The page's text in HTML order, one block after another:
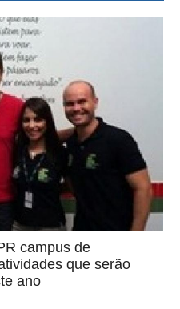
campus de
que serão
ano